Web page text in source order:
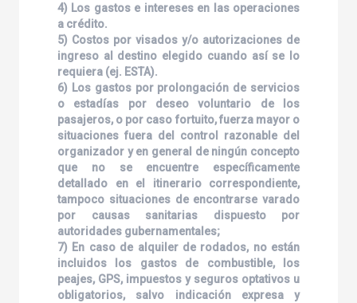
4) Los gastos e intereses en las operaciones
a crédito.
5) Costos por visados y/o autorizaciones de
ingreso al destino elegido cuando así se lo
requiera (ej. ESTA).
6) Los gastos por prolongación de servicios
o estadías por deseo voluntario de los
pasajeros, o por caso fortuito, fuerza mayor o
situaciones fuera del control razonable del
organizador y en general de ningún concepto
que no se encuentre específicamente
detallado en el itinerario correspondiente,
tampoco situaciones de encontrarse varado
por causas sanitarias dispuesto por
autoridades gubernamentales;
7) En caso de alquiler de rodados, no están
incluidos los gastos de combustible, los
peajes, GPS, impuestos y seguros optativos u
obligatorios, salvo indicación expresa y